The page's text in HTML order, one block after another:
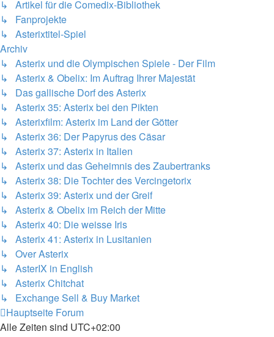
↳ Artikel für die Comedix-Bibliothek
↳ Fanprojekte
↳ Asterixtitel-Spiel
Archiv
↳ Asterix und die Olympischen Spiele - Der Film
↳ Asterix & Obelix: Im Auftrag Ihrer Majestät
↳ Das gallische Dorf des Asterix
↳ Asterix 35: Asterix bei den Pikten
↳ Asterixfilm: Asterix im Land der Götter
↳ Asterix 36: Der Papyrus des Cäsar
↳ Asterix 37: Asterix in Italien
↳ Asterix und das Geheimnis des Zaubertranks
↳ Asterix 38: Die Tochter des Vercingetorix
↳ Asterix 39: Asterix und der Greif
↳ Asterix & Obelix im Reich der Mitte
↳ Asterix 40: Die weisse Iris
↳ Asterix 41: Asterix in Lusitanien
↳ Over Asterix
↳ AsterIX in English
↳ Asterix Chitchat
↳ Exchange Sell & Buy Market
Hauptseite Forum
Alle Zeiten sind UTC+02:00